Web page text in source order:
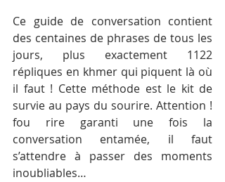
Ce guide de conversation contient
des centaines de phrases de tous les
jours, plus exactement 1122
répliques en khmer qui piquent là où
il faut ! Cette méthode est le kit de
survie au pays du sourire. Attention !
fou rire garanti une fois la
conversation entamée, il faut
s’attendre à passer des moments
inoubliables…